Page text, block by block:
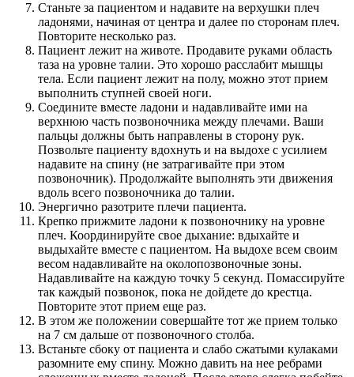
Станьте за пациентом и надавите на верхушки плеч
ладонями, начиная от центра и далее по сторонам плеч.
Повторите несколько раз.
Пациент лежит на животе. Продавите руками область
таза на уровне талии. Это хорошо расслабит мышцы
тела. Если пациент лежит на полу, можно этот прием
выполнить ступней своей ноги.
Соедините вместе ладони и надавливайте ими на
верхнюю часть позвоночника между плечами. Ваши
пальцы должны быть направлены в сторону рук.
Позвольте пациенту вдохнуть и на выдохе с усилием
надавите на спину (не затрагивайте при этом
позвоночник). Продолжайте выполнять эти движения
вдоль всего позвоночника до талии.
Энергично разотрите плечи пациента.
Крепко прижмите ладони к позвоночнику на уровне
плеч. Координируйте свое дыхание: вдыхайте и
выдыхайте вместе с пациентом. На выдохе всем своим
весом надавливайте на околопозвоночные зоны.
Надавливайте на каждую точку 5 секунд. Помассируйте
так каждый позвонок, пока не дойдете до крестца.
Повторите этот прием еще раз.
В этом же положении совершайте тот же прием только
на 7 см дальше от позвоночного столба.
Встаньте сбоку от пациента и слабо сжатыми кулаками
разомните ему спину. Можно давить на нее ребрами